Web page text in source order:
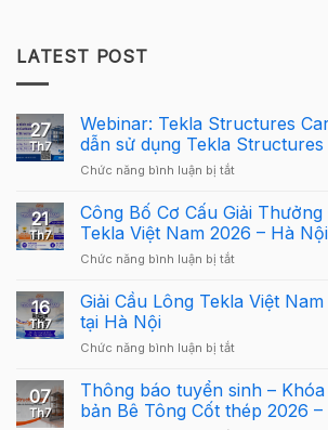
LATEST POST
27
Th7
Webinar: Tekla Structures
dẫn sử dụng Tekla
Chức năng bình luận bị tắtở
Tekla
Structures
Carbon
–
dẫn
Tekla
cho
người
21
Th7
Công Bố Cơ Cấu Giải Thưởng
Tekla Việt Nam 2026 – Hà Nội
Chức năng bình luận bị tắtở
Bố
Cơ
Giải
Giải
Cầu
Lông
16
Th7
Giải Cầu Lông Tekla Việt
tại Hà Nội
Chức năng bình luận bị tắtở
Cầu
Lông
Tekla
07
Th7
Thông báo tuyển sinh –
bản Bê Tông Cốt thép 2026